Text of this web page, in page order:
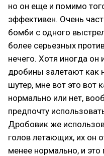
но он еще и помимо
эффективен. Очень
бомби с одного
более серьезных
нечего. Хотя иногда
дробины залетают как
шутер, мне вот это вот
нормально или нет,
предпочту
Дробовик же
голов летающих, их он
менее нормально, и это